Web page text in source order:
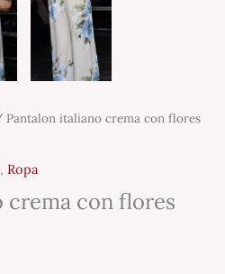
Pantalon italiano crema con flores
, Ropa
crema con flores